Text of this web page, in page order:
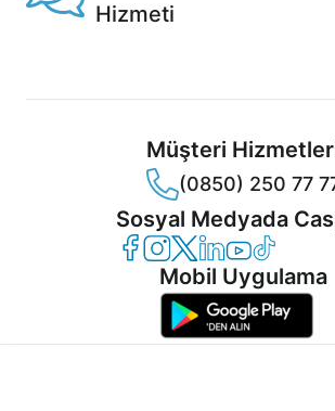
Hizmeti
Müşteri
(0850) 250 77
Sosyal Medyada
Casper Facebook
Casper Instagram
Casper Twitter
Casper LinkedIn
CasperCasper
Mobil Uygulama